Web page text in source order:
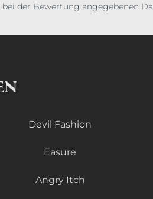
der Bewertung angegebenen
Devil Fashion
Easure
Angry Itch